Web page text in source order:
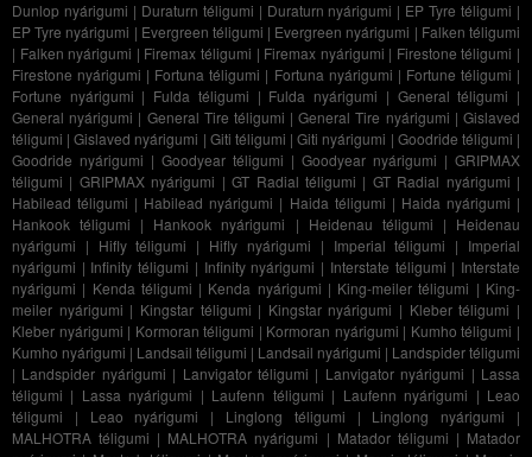
Dunlop nyárigumi | Duraturn téligumi | Duraturn nyárigumi | EP Tyre téligumi |
EP Tyre nyárigumi | Evergreen téligumi | Evergreen nyárigumi | Falken téligumi
| Falken nyárigumi | Firemax téligumi | Firemax nyárigumi | Firestone téligumi |
Firestone nyárigumi | Fortuna téligumi | Fortuna nyárigumi | Fortune téligumi |
Fortune nyárigumi | Fulda téligumi | Fulda nyárigumi | General téligumi |
General nyárigumi | General Tire téligumi |General Tire nyárigumi |Gislaved
téligumi |Gislaved nyárigumi | Giti téligumi |Giti nyárigumi | Goodride téligumi |
Goodride nyárigumi | Goodyear téligumi | Goodyear nyárigumi | GRIPMAX
téligumi | GRIPMAX nyárigumi |GT Radial téligumi | GT Radial nyárigumi |
Habilead téligumi | Habilead nyárigumi | Haida téligumi | Haida nyárigumi |
Hankook téligumi | Hankook nyárigumi | Heidenau téligumi | Heidenau
nyárigumi | Hifly téligumi | Hifly nyárigumi | Imperial téligumi | Imperial
nyárigumi | Infinity téligumi | Infinity nyárigumi | Interstate téligumi | Interstate
nyárigumi | Kenda téligumi | Kenda nyárigumi | King-meiler téligumi | King-
meiler nyárigumi | Kingstar téligumi | Kingstar nyárigumi | Kleber téligumi |
Kleber nyárigumi | Kormoran téligumi | Kormoran nyárigumi | Kumho téligumi |
Kumho nyárigumi | Landsail téligumi | Landsail nyárigumi | Landspider téligumi
| Landspider nyárigumi | Lanvigator téligumi | Lanvigator nyárigumi | Lassa
téligumi | Lassa nyárigumi | Laufenn téligumi | Laufenn nyárigumi | Leao
téligumi | Leao nyárigumi | Linglong téligumi | Linglong nyárigumi |
MALHOTRA téligumi | MALHOTRA nyárigumi | Matador téligumi | Matador